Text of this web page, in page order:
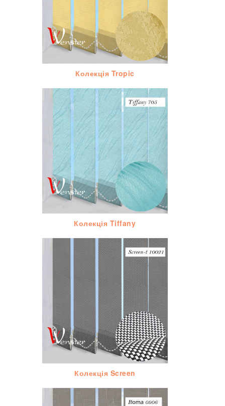
Колекція Tropic
Колекція Tiffany
Колекція Screen